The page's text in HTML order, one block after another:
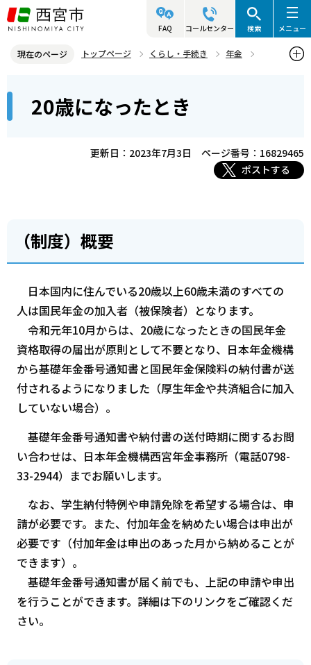
こ
の
ジ
先
FAQ コールセンター 検索 メニュー
現在のページ トップページ くらし・手続き
年金
こ
20歳になったとき
更新日：2023年7月3日
ページ番号：16829465
ポストする
（制度）概要
日本国内に住んでいる20歳以上60歳未満のすべての
人は国民年金の加入者（被保険者）となります。
令和元年10月からは、20歳になったときの国民年金
資格取得の届出が原則として不要となり、日本年金機構
から基礎年金番号通知書と国民年金保険料の納付書が送
付されるようになりました（厚生年金や共済組合に加入
していない場合）。
基礎年金番号通知書や納付書の送付時期に関するお問
い合わせは、日本年金機構西宮年金事務所（電話0798-
33-2944）までお願いします。
なお、学生納付特例や申請免除を希望する場合は、申
請が必要です。また、付加年金を納めたい場合は申出が
必要です（付加年金は申出のあった月から納めることが
できます）。
基礎年金番号通知書が届く前でも、上記の申請や申出
を行うことができます。詳細は下のリンクをご確認くだ
さい。